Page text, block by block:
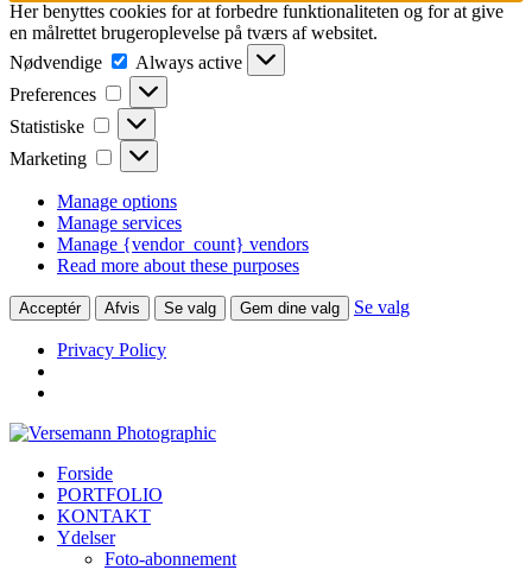
Her benyttes cookies for at forbedre funktionaliteten og for at give
en målrettet brugeroplevelse på tværs af websitet.
Nødvendige
Nødvendige
Always active
Preferences
Preferences
Statistiske Statistiske
Marketing Marketing
Manage options
Manage services
Manage {vendor_count} vendors
Read more about these purposes
Acceptér Afvis Se valg Gem dine valg Se valg
Privacy Policy
Forside
PORTFOLIO
KONTAKT
Ydelser
Foto-abonnement